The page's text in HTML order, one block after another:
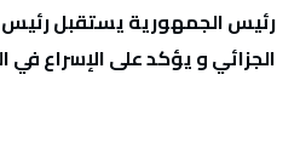
رئيس الجمهورية يستقبل رئيس
الجزائي و يؤكد على الإسراع في